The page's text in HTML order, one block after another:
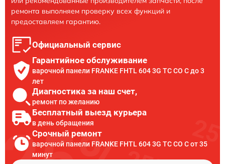
ремонта выполняем проверку всех функций и
предоставляем гарантию.
Официальный сервис
Гарантийное обслуживание
варочной панели FRANKE FHTL 604 3G TC CO C до 3
лет
Диагностика за наш счет,
ремонт по желанию
Бесплатный выезд курьера
в день обращения
Срочный ремонт
варочной панели FRANKE FHTL 604 3G TC CO C от 35
минут